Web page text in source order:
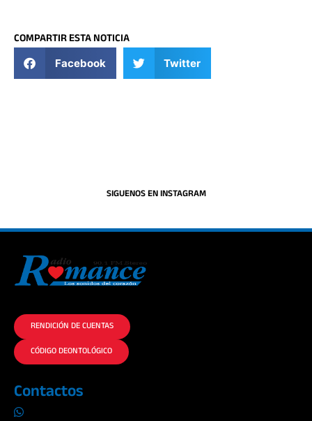
COMPARTIR ESTA NOTICIA
Facebook Twitter
SIGUENOS EN INSTAGRAM
RENDICIÓN DE CUENTAS
CÓDIGO DEONTOLÓGICO
Contactos